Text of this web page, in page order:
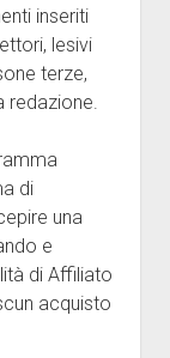
inseriti
lesivi
terze,
redazione.
di
una
e
di Affiliato
acquisto